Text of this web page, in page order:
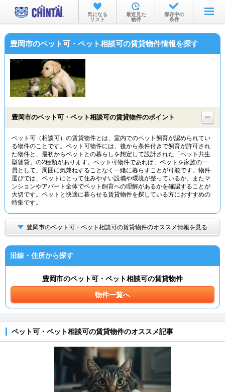
お部屋を探す
沿線・駅から
物件特集から
TOP
気になる
リスト
最近見た
物件
保存中の
条件
豊岡市のペット可・ペット相談可の賃貸物件情報を探す
豊岡市のペット可・ペット相談可の賃貸物件のポイント
ペット可（相談可）の賃貸物件とは、室内でのペット飼育が認められてい
る物件のことです。ペット可物件には、後から条件付きで飼育が許可され
た物件と、最初からペットとの暮らしを想定して設計された「ペット共生
型賃貸」の2種類があります。ペット可物件であれば、ペットを家族の一
員として、周囲に気兼ねすることなく一緒に暮らすことが可能です。物件
選びでは、ペットにとって住みやすい設備や環境が整っているか、またマ
ンションやアパート全体でペット飼育への理解があるかを確認することが
大切です。ペットと快適に暮らせる賃貸物件を探している方におすすめの
特集です。
豊岡市のペット可・ペット相談可の賃貸物件のオススメ情報を見る
沿線・住所から探す
豊岡市のペット可・ペット相談可の賃貸物件
物件一覧へ
ペット可・ペット相談可の賃貸物件のオススメ記事